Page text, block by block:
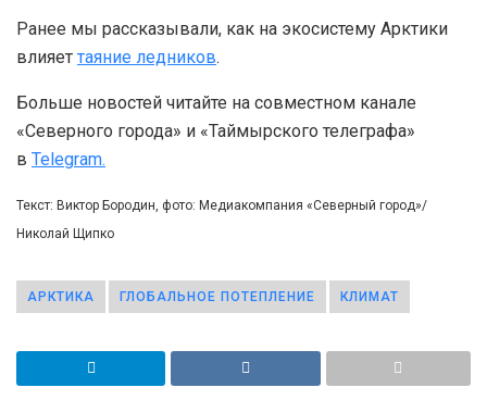
Ранее мы рассказывали, как на экосистему Арктики
влияет таяние ледников.
Больше новостей читайте на совместном канале
«Северного города» и «Таймырского телеграфа»
в Telegram.
Текст: Виктор Бородин, фото: Медиакомпания «Северный город»/
Николай Щипко
АРКТИКА ГЛОБАЛЬНОЕ ПОТЕПЛЕНИЕ КЛИМАТ